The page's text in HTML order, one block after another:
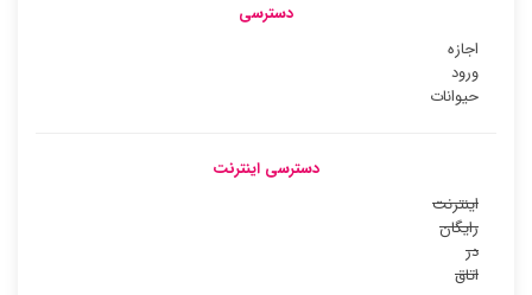
دسترسی
اجازه
ورود
حیوانات
دسترسی اینترنت
اینترنت
رایگان
در
اتاق